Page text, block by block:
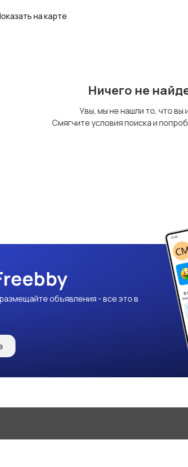
на карте
Ничего не
Увы, мы не нашли то, что вы
Смягчите условия поиска и
объявления - все это в